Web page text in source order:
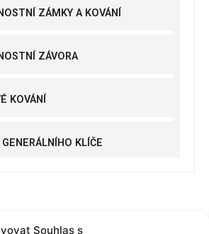
Souhlas s
ZÁMKY A KOVÁNÍ
ZÁVORA
KOVÁNÍ
KLÍČE